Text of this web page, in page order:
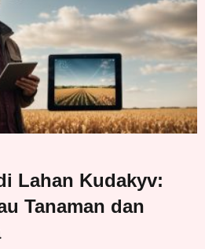
Lahan Kudakyv:
Tanaman dan